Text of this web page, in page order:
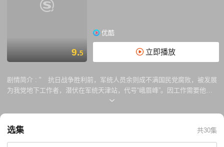
9.5
优酷
立即播放
剧情简介 : " 抗日战争胜利前，军统人员余则成不满国民党腐败，被发展
为我党地下工作者，潜伏在军统天津站，代号“峨眉峰”。因工作需要他和
女游击队长翠平做起假夫妻，翠平不适应做官太太，险象环生。而余则成
平理解地下斗争的重要，她和余则成的配合也更加默契，他们拿到了天津
的城防计划，但一次致命失误让翠平四处逃亡。解放前夕，余则成千方百
选集 共30集